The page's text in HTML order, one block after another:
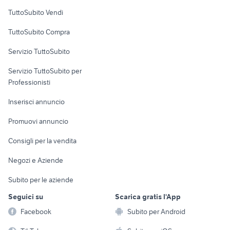
Informatica
Console e
Fotografia
Telefonia
Biciclette
TuttoSubito Vendi
TuttoSubito Compra
Servizio TuttoSubito
Servizio TuttoSubito per
Professionisti
Inserisci annuncio
Promuovi annuncio
Consigli per la vendita
Negozi e Aziende
Subito per le aziende
Seguici su
Facebook
Scarica gratis l'App
Subito per Android